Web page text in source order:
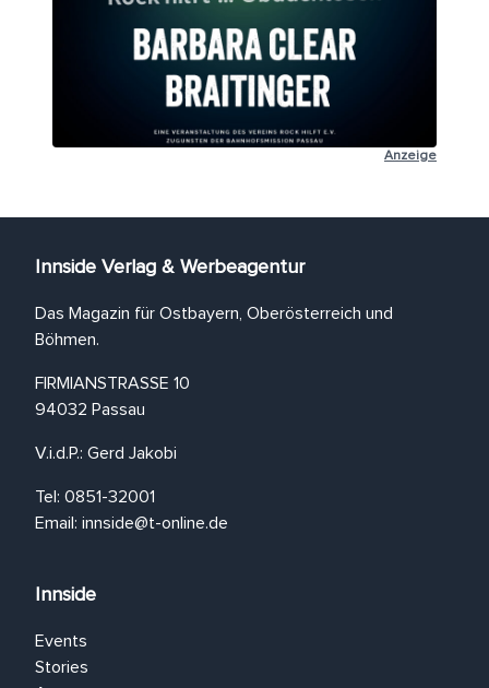
Anzeige
Innside Verlag & Werbeagentur
Das Magazin für Ostbayern, Oberösterreich und
Böhmen.
FIRMIANSTRASSE 10
94032 Passau
V.i.d.P.: Gerd Jakobi
Tel: 0851-32001
Email: innside@t-online.de
Innside
Events
Stories